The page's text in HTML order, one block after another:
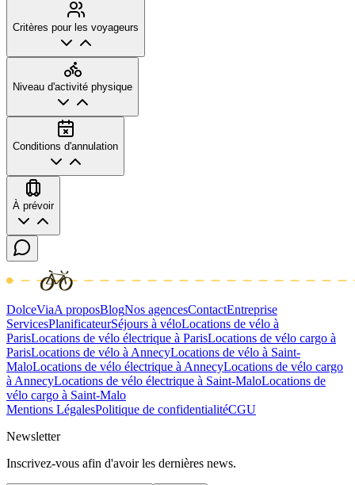
Critères pour les voyageurs
Niveau d'activité physique
Conditions d'annulation
À prévoir
DolceViaA proposBlogNos agencesContactEntreprise
ServicesPlanificateurSéjours à véloLocations de vélo à
ParisLocations de vélo électrique à ParisLocations de vélo cargo à
ParisLocations de vélo à AnnecyLocations de vélo à Saint-
MaloLocations de vélo électrique à AnnecyLocations de vélo cargo
à AnnecyLocations de vélo électrique à Saint-MaloLocations de
vélo cargo à Saint-Malo
Mentions LégalesPolitique de confidentialitéCGU
Newsletter
Inscrivez-vous afin d'avoir les dernières news.